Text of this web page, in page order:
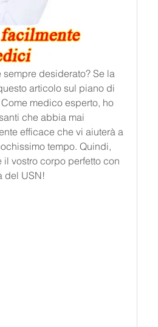
desiderato? Se la
articolo sul piano di
medico esperto, ho
che abbia mai
efficace che vi aiuterà a
tempo. Quindi,
vostro corpo perfetto con
del USN!